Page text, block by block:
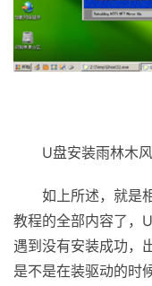
U盘安装雨林木风
如上所述，就是相
教程的全部内容了，
遇到没有安装成功，
是不是在装驱动的时